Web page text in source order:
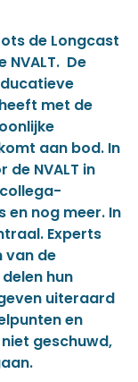
de Longcast
De
met de
aan bod. In
NVALT in
en nog meer. In
Experts
van de
hun
uiteraard
en
geschuwd,